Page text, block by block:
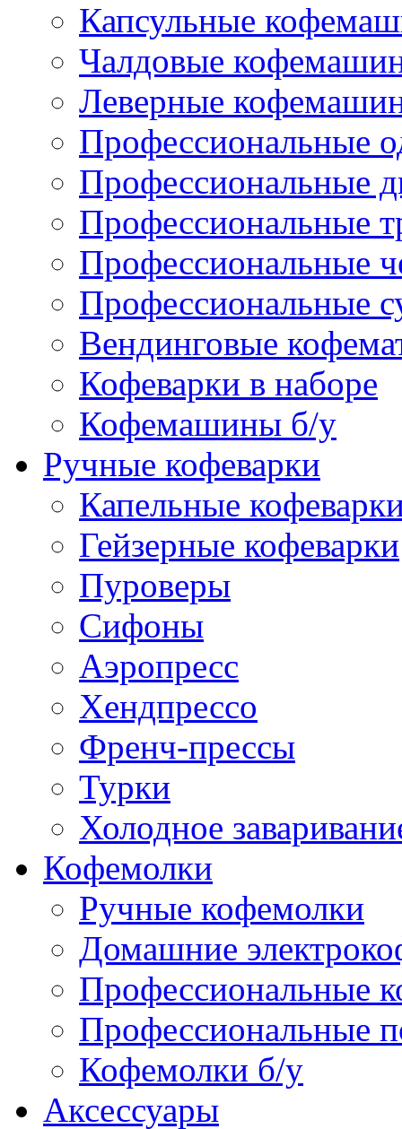
Капсульные
Чалдовые
Леверные
Профессиональные
Профессиональные
Профессиональные
Профессиональные
Профессиональные
Вендинговые
Кофеварки в наборе
Кофемашины б/у
Ручные кофеварки
Капельные
Гейзерные кофеварки
Пуроверы
Сифоны
Аэропресс
Хендпрессо
Френч-прессы
Турки
Холодное
Кофемолки
Ручные кофемолки
Домашние
Профессиональные
Профессиональные
Кофемолки б/у
Аксессуары